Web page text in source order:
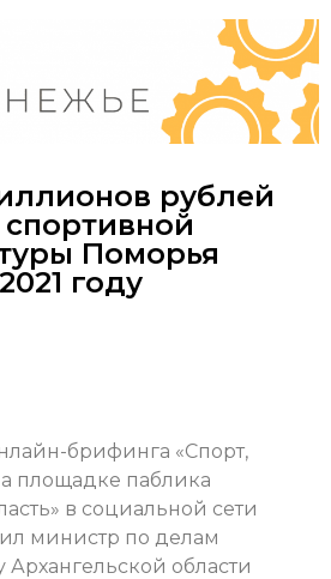
рублей
Поморья
году
брифинга «Спорт,
площадке паблика
в социальной сети
министр по делам
области